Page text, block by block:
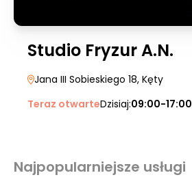
Studio Fryzur A.N.
Jana III Sobieskiego 18, Kęty
Teraz otwarteDzisiaj:09:00-17:00
Najpopularniejsze usługi